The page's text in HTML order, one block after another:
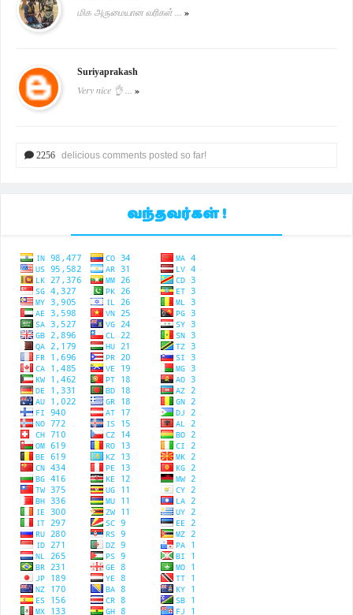
மிக அருமையான வரிகள் ... »
Suriyaprakash
Very nice 👌 ... »
2256 delicious comments posted so far!
வந்தவர்கள் !